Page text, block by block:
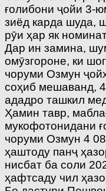
ғолибони ҷойи 3-
зиёд карда шуда,
рӯи ҳар як
Дар ин замина,
омӯзгороне, ки
чоруми Озмун
соҳиб мешаванд,
ададро ташкил
Ҳамин тавр,
мукофотонидани
чоруми Озмун 4
ҳаштоду панҷ
нисбат ба соли
ҳафтсаду чил